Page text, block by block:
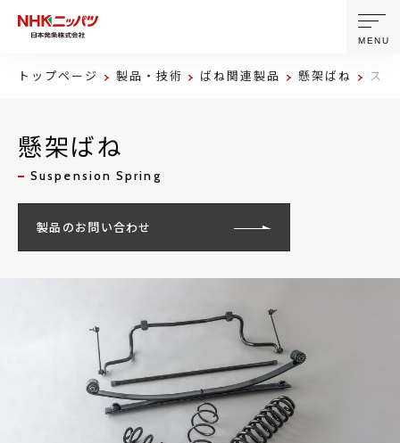
製品・技術
企業情報
サステナビリティ
株主・投資家情報
MENU
トップページ 製品・技術 ばね関連製品 懸架ばね ス
懸架ばね
Suspension Spring
製品のお問い合わせ